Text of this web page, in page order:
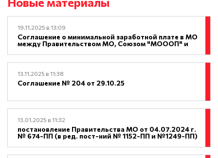
19.11.2025 в 13:09
Соглашение о минимальной заработной плате в МО
между Правительством МО, Союзом "МОООП" и
13.11.2025 в 11:38
Соглашение № 204 от 29.10.25
13.01.2025 в 11:32
постановление Правительства МО от 04.07.2024 г.
№ 674-ПП (в ред. пост-ний № 1152-ПП и №1249-ПП)